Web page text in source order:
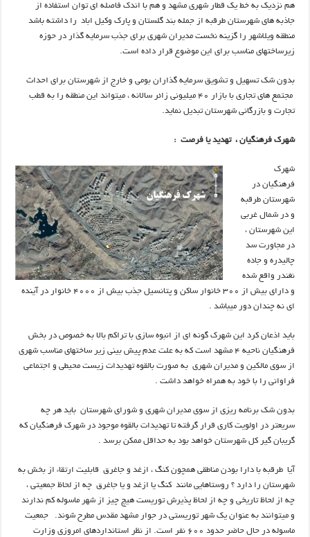
هم نزدیک به خط یک قطار شهری مشهد و هم با اندک فاصله ای توان استفاده از
جاذبه های شهرستان طرقبه از جمله بند گلستان و پارک وکیل اباد را داشته باشد
منطقه ویلاشهر را گزینه نخست مدیران شهری برای جذب سرمایه گذار در حوزه
زیرساختهای مناسب برای این موضوع قرار داده است.
بدون شک تسهیل و تشویق سرمایه گذاران بومی و خارج از شهرستان برای احداث
مجتمع های تجاری با بازار ۴۰ میلیونی زائر سالانه ، میتواند این منطقه را به قطب
تجارت و بازرگانی شهرستان تبدیل نماید.
شهرک فرهنگیان ، تهدید یا فرصت :
شهرك
فرهنگيان در
شهرستان طرقبه
و در شمال غربي
این شهرستان ،
در مجاورت سد
چالیدره و جاده
نغندر واقع شده
و داراي بیش از ۳۰۰ خانوار ساکن و پتانسیل جذب بیش از ۴۰۰۰ خانوار در آینده
ای نه چندان دور ميباشد .
باید اذعان کرد اين شهرك گونه اي از انبوه سازي با تراكم بالا به خصوص در بخش
فرهنگیان ناحیه ۴ مشهد است كه به علت عدم پیش بینی زیر ساختهای مناسب شهری
از سوی مالکین و مدیران شهری به صورت بالقوه تهدیدات زیست محیطی و اجتماعی
فراوانی را با خود به همراه خواهد داشت .
بدون شک برنامه ریزی از سوی مدیران شهری و شورای شهرستان باید هر چه
سریعتر در اولویت کاری قرار گرفته تا تهدیدات بالقوه موجود در شهرک فرهنگیان که
گریبان گیر کل شهرستان خواهد بود به حداقل ممکن برسد .
آیا طرقبه با دارا بودن مناطقی همچون کنگ ، ازغد و جاغرق قابلیت ارتقاء از بخش به
شهرستان را دارد ؟ روستاهایی مانند کنگ یا ازغد و یا جاغرق چه از لحاظ جمعیتی ،
چه از لحاظ تاریخی و چه از لحاظ پذیرش توریست هیچ چیز از شهر ماسوله کم ندارند
و میتوانند به عنوان یک شهر توریستی در جوار مشهد مقدس مطرح شوند. جمعیت
ماسوله در حال حاضر حدود ۶۰۰ نفر است. از نظر استانداردهای امروزی وزارت